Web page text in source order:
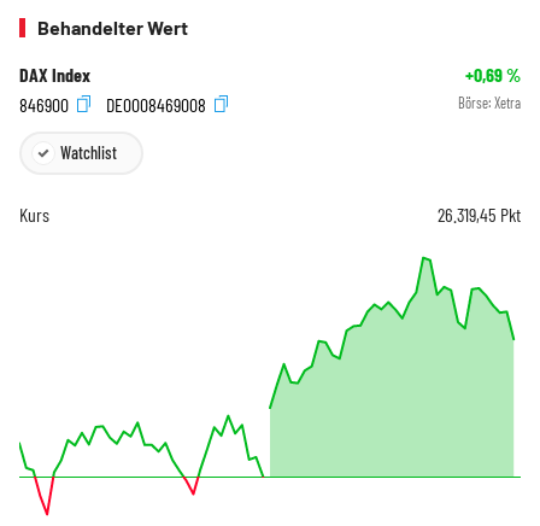
Behandelter Wert
DAX Index +0,69%
846900
DE0008469008 Börse: Xetra
Watchlist
Kurs 26.319,45 Pkt